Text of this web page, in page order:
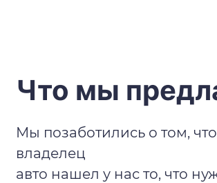
Что мы
Мы позаботились о том,
владелец
авто нашел у нас то, что